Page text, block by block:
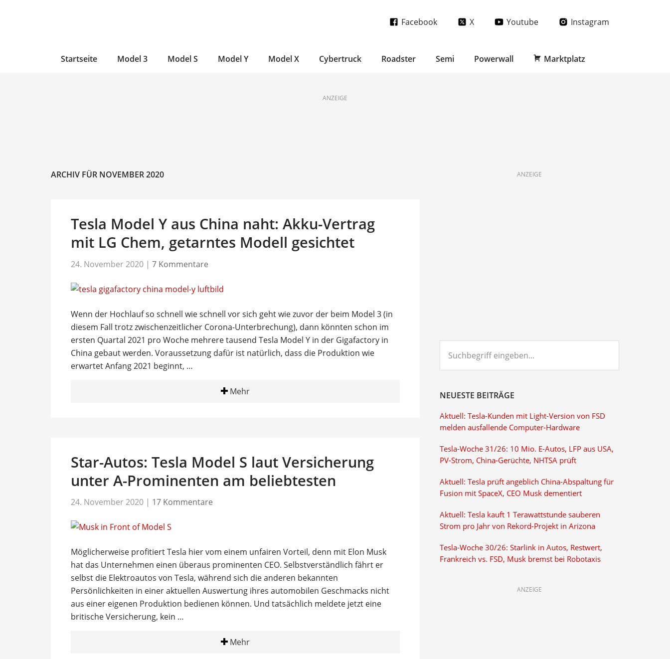
Facebook X Youtube Instagram
Startseite Model 3 Model S Model Y Model X Cybertruck Roadster Semi Powerwall Marktplatz
ANZEIGE
ARCHIV FÜR NOVEMBER 2020
Tesla Model Y aus China naht: Akku-Vertrag
mit LG Chem, getarntes Modell gesichtet
24. November 2020 | 7 Kommentare
Wenn der Hochlauf so schnell wie schnell vor sich geht wie zuvor der beim Model 3 (in
diesem Fall trotz zwischenzeitlicher Corona-Unterbrechung), dann könnten schon im
ersten Quartal 2021 pro Woche mehrere tausend Tesla Model Y in der Gigafactory in
China gebaut werden. Voraussetzung dafür ist natürlich, dass die Produktion wie
erwartet Anfang 2021 beginnt, …
Mehr
Star-Autos: Tesla Model S laut Versicherung
unter A-Prominenten am beliebtesten
24. November 2020 | 17 Kommentare
Möglicherweise profitiert Tesla hier vom einem unfairen Vorteil, denn mit Elon Musk
hat das Unternehmen einen überaus prominenten CEO. Selbstverständlich fährt er
selbst die Elektroautos von Tesla, während sich die anderen bekannten
Persönlichkeiten in einer aktuellen Auswertung ihres automobilen Geschmacks nicht
aus einer eigenen Produktion bedienen können. Und tatsächlich meldete jetzt eine
britische Versicherung, kein …
Mehr
ANZEIGE
eingeben...
NEUESTE BEITRÄGE
Aktuell: Tesla-Kunden mit Light-Version von FSD
melden ausfallende Computer-Hardware
Tesla-Woche 31/26: 10 Mio. E-Autos, LFP aus USA,
PV-Strom, China-Gerüchte, NHTSA prüft
Aktuell: Tesla prüft angeblich China-Abspaltung für
Fusion mit SpaceX, CEO Musk dementiert
Aktuell: Tesla kauft 1 Terawattstunde sauberen
Strom pro Jahr von Rekord-Projekt in Arizona
Tesla-Woche 30/26: Starlink in Autos, Restwert,
Frankreich vs. FSD, Musk bremst bei Robotaxis
ANZEIGE